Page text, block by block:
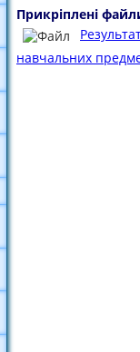
Прикріплені
навчальних